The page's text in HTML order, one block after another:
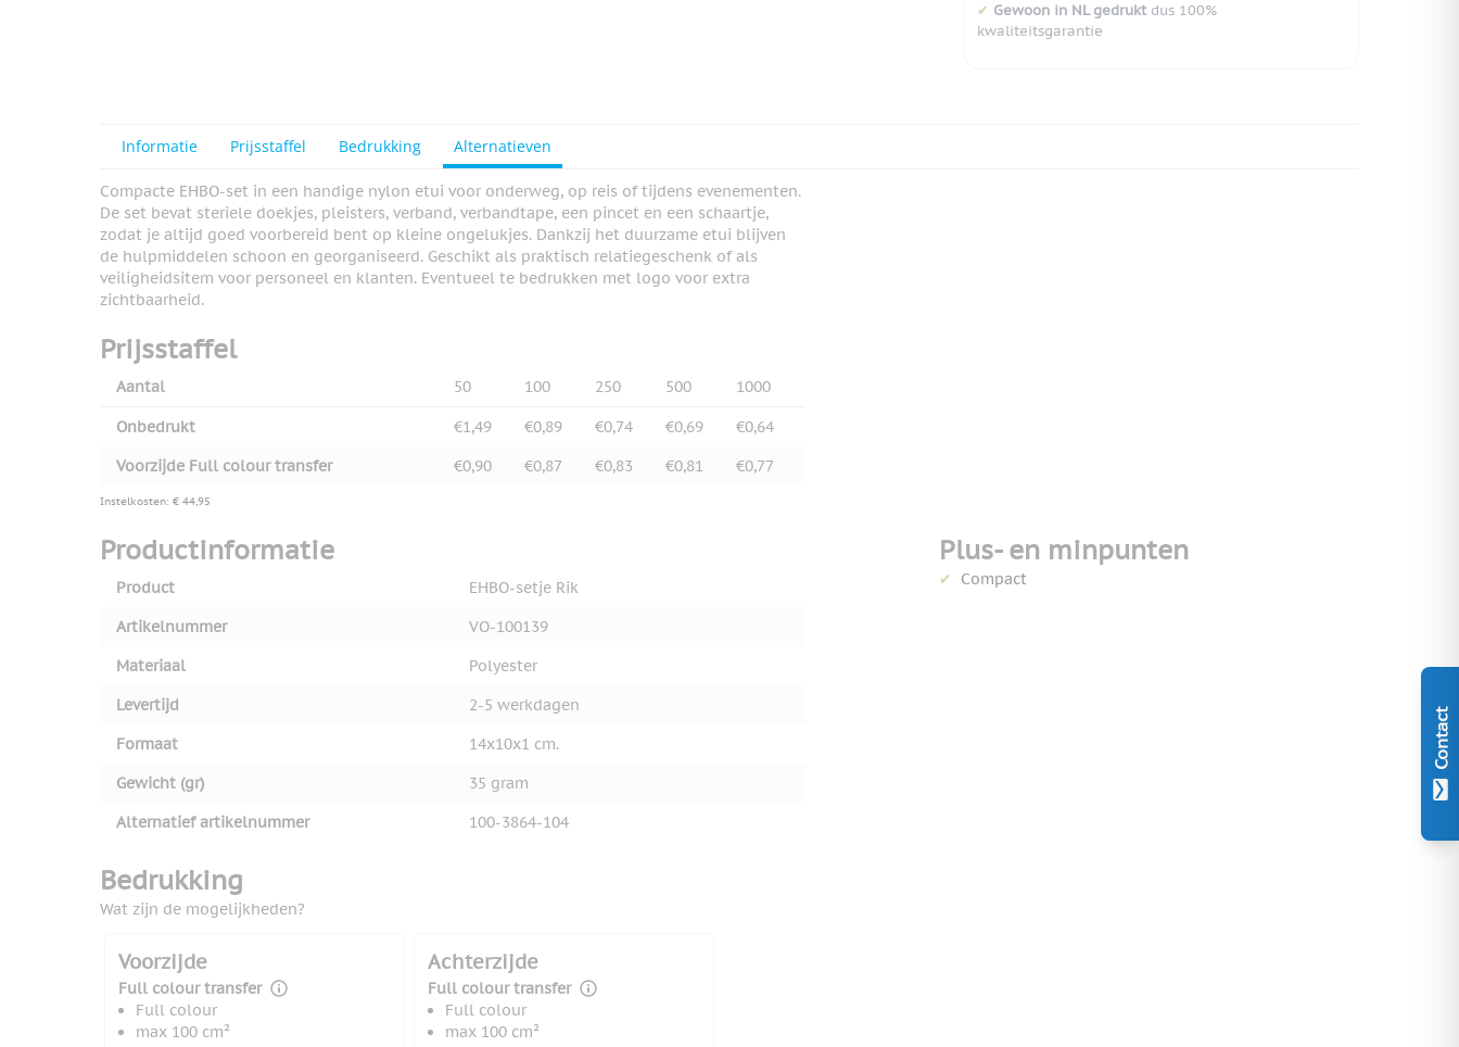
Contact
✔ Gewoon in NL gedruktdus 100%
kwaliteitsgarantie
Informatie Prijsstaffel Bedrukking Alternatieven
Compacte EHBO-set in een handige nylon etui voor onderweg, op reis of tijdens evenementen.
De set bevat steriele doekjes, pleisters, verband, verbandtape, een pincet en een schaartje,
zodat je altijd goed voorbereid bent op kleine ongelukjes. Dankzij het duurzame etui blijven
de hulpmiddelen schoon en georganiseerd. Geschikt als praktisch relatiegeschenk of als
veiligheidsitem voor personeel en klanten. Eventueel te bedrukken met logo voor extra
zichtbaarheid.
Prijsstaffel
Aantal 50 100 250 500 1000
Onbedrukt €1,49 €0,89 €0,74 €0,69
€0,64
Voorzijde Full colour transfer
€0,90 €0,87 €0,83 €0,81 €0,77
Instelkosten: € 44,95
Productinformatie
Product
EHBO-setje Rik
Artikelnummer
VO-100139
Materiaal
Polyester
Levertijd
2-5 werkdagen
Formaat
14x10x1 cm.
Gewicht (gr)
35 gram
Alternatief artikelnummer
100-3864-104
Plus- en minpunten
Compact
Bedrukking
Wat zijn de mogelijkheden?
Voorzijde
Full colour transfer
Full colour
max 100 cm²
Achterzijde
Full colour transfer
Full colour
max 100 cm²